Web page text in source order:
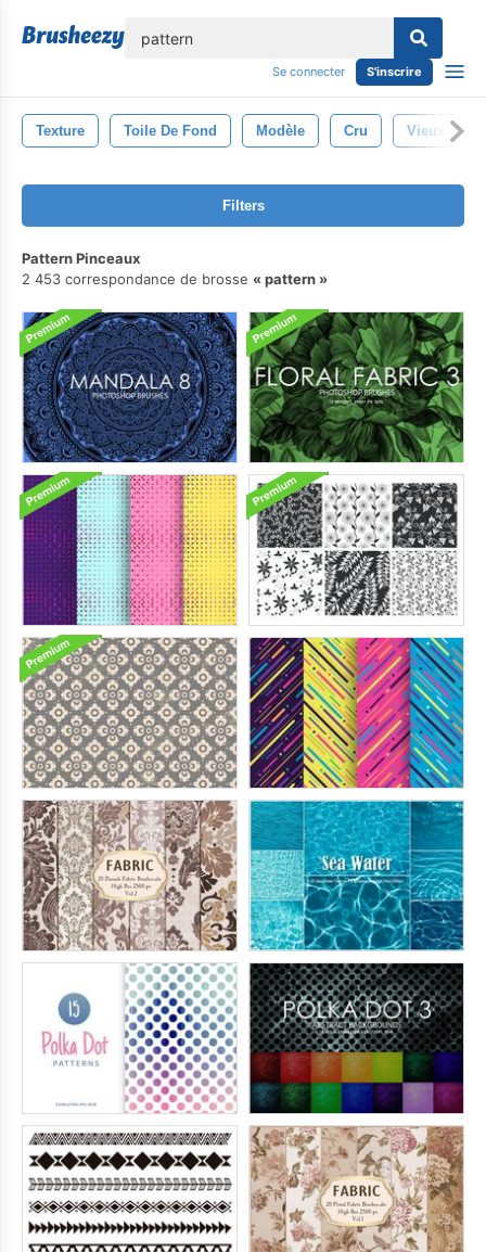
Se connecter S'inscrire
Texture Toile De Fond Modèle Cru Vieux
Filters
Pattern Pinceaux
2 453 correspondance de brosse
pattern